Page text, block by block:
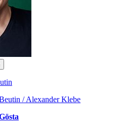
/ Alexander Klebe